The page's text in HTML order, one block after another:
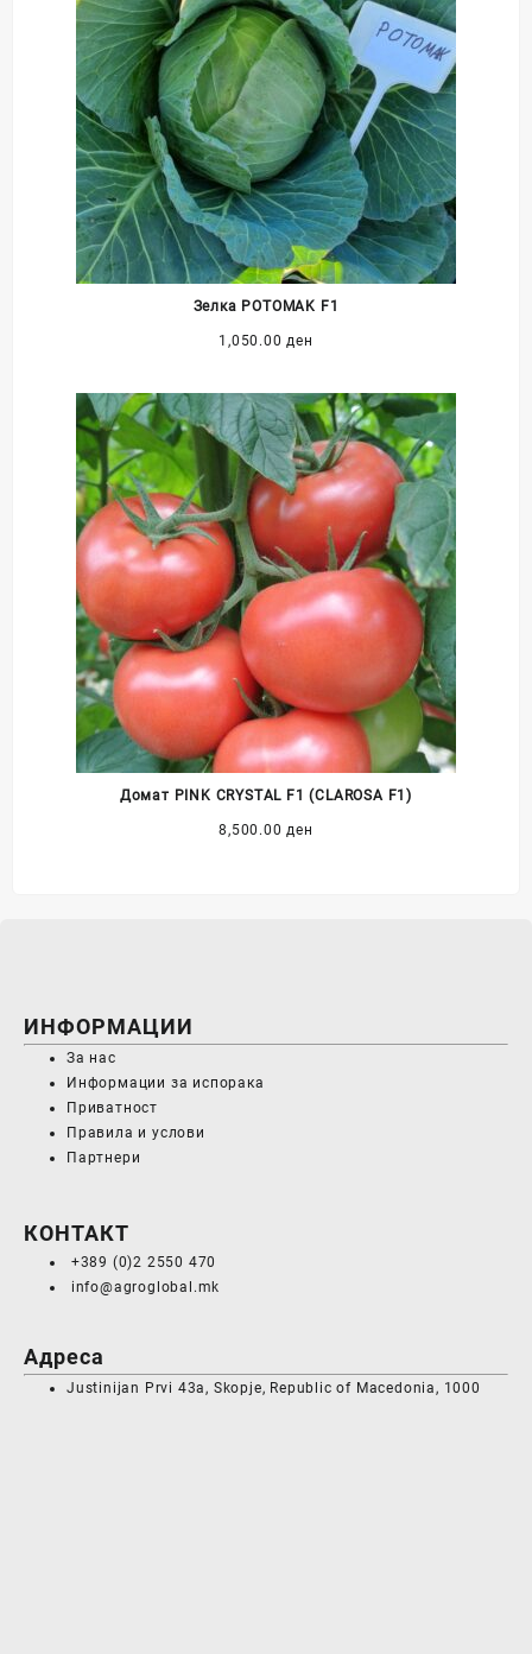
Зелка POTOMAK F1
1,050.00 ден
Домат PINK CRYSTAL F1 (CLAROSA F1)
8,500.00 ден
ИНФОРМАЦИИ
За нас
Информации за испорака
Приватност
Правила и услови
Партнери
КОНТАКТ
+389 (0)2 2550 470
info@agroglobal.mk
Адреса
Justinijan Prvi 43a, Skopje, Republic of Macedonia, 1000